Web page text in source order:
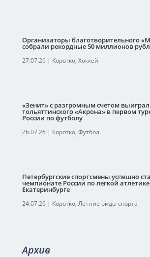
Организаторы благотворительного
собрали рекордные 50 миллионов
27.07.26| Коротко, Хоккей
«Зенит» с разгромным счетом
тольяттинского «Акрона» в первом
России по футболу
26.07.26| Коротко, Футбол
Петербургские спортсмены успешно
чемпионате России по легкой
Екатеринбурге
24.07.26| Коротко, Летние виды спорта
Архив